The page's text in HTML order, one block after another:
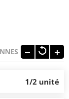
1/2 unité